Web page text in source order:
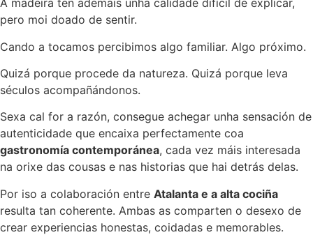
A madeira ten ademais unha calidade difícil de explicar,
pero moi doado de sentir.
Cando a tocamos percibimos algo familiar. Algo próximo.
Quizá porque procede da natureza. Quizá porque leva
séculos acompañándonos.
Sexa cal for a razón, consegue achegar unha sensación de
autenticidade que encaixa perfectamente coa
gastronomía contemporánea, cada vez máis interesada
na orixe das cousas e nas historias que hai detrás delas.
Por iso a colaboración entre Atalanta e a alta cociña
resulta tan coherente. Ambas as comparten o desexo de
crear experiencias honestas, coidadas e memorables.